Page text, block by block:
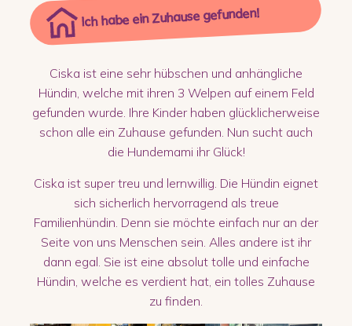
Ich habe ein Zuhause gefunden!
Ciska ist eine sehr hübschen und anhängliche
Hündin, welche mit ihren 3 Welpen auf einem Feld
gefunden wurde. Ihre Kinder haben glücklicherweise
schon alle ein Zuhause gefunden. Nun sucht auch
die Hundemami ihr Glück!
Ciska ist super treu und lernwillig. Die Hündin eignet
sich sicherlich hervorragend als treue
Familienhündin. Denn sie möchte einfach nur an der
Seite von uns Menschen sein. Alles andere ist ihr
dann egal. Sie ist eine absolut tolle und einfache
Hündin, welche es verdient hat, ein tolles Zuhause
zu finden.